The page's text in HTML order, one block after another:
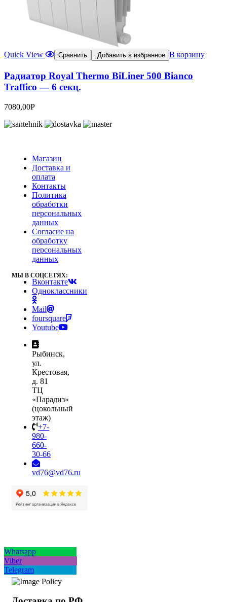
Quick View Сравнить Добавить в избранное В корзину
Радиатор Royal Thermo BiLiner 500 Bianco
Traffico — 6 секц.
7080,00Р
Магазин
Доставка и
оплата
Контакты
Политика
обработки
персональных
данных
Согласие на
обработку
персональных
данных
МЫ В СОЦСЕТЯХ:
Вконтакте
Одноклассники
Mail
foursquare
Youtube
Рыбинск,
ул.
Крестовая,
д. 81
ТЦ
«Парадиз»
(цокольный
этаж)
+7-
980-
660-
30-66
vd76@vd76.ru
Whatsapp
Viber
Telegram